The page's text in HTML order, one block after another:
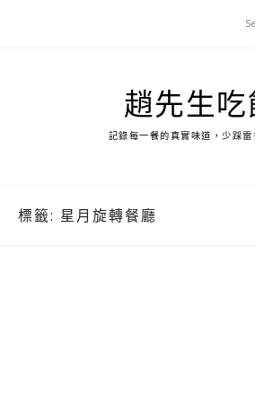
趙先生吃
記錄每一餐的真實味道，少踩雷
標籤: 星月旋轉餐廳